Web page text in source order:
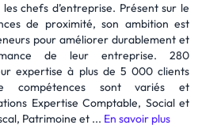
chefs d’entreprise. Présent sur le
de proximité, son ambition est
pour améliorer durablement et
de leur entreprise. 280
expertise à plus de 5 000 clients
compétences sont variés et
Expertise Comptable, Social et
Patrimoine et ... En savoir plus